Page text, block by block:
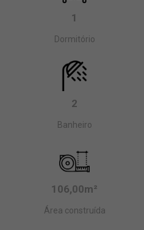
1
Dormitório
2
Banheiro
106,00m²
Área construída